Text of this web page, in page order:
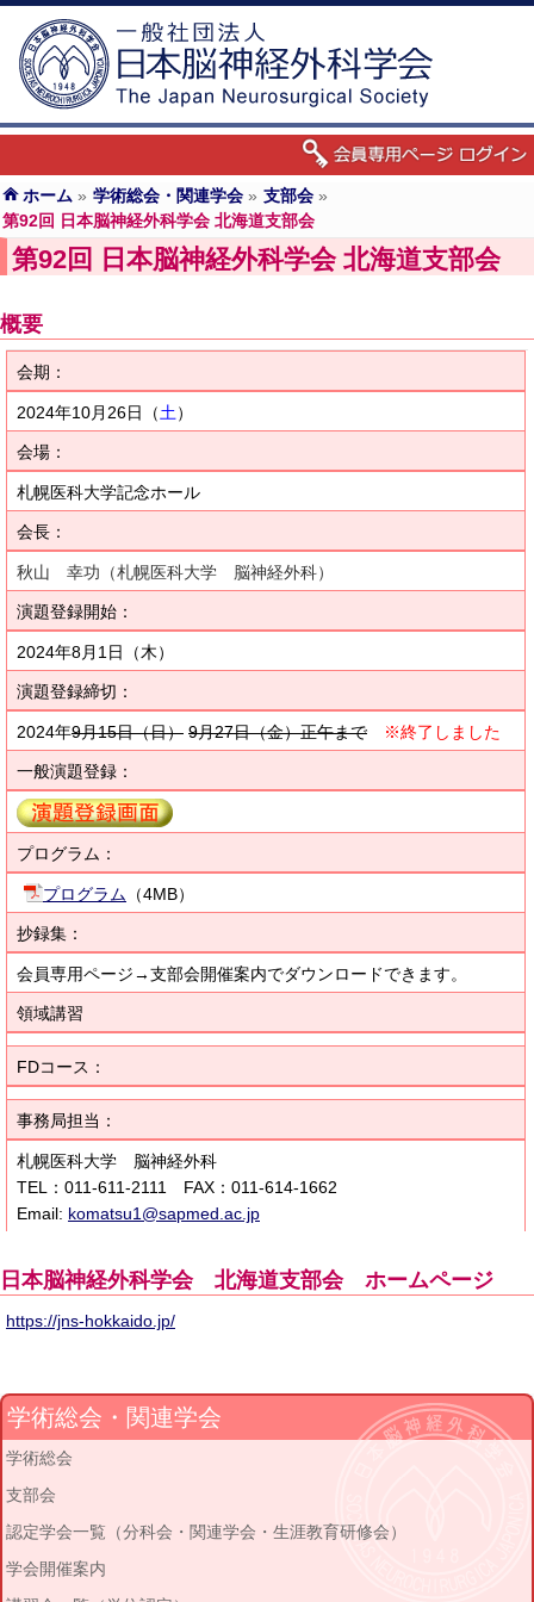
ホーム » 学術総会・関連学会 » 支部会 »
第92回 日本脳神経外科学会 北海道支部会
第92回 日本脳神経外科学会 北海道支部会
概要
会期：
2024年10月26日（土）
会場：
札幌医科大学記念ホール
会長：
秋山 幸功（札幌医科大学 脳神経外科）
演題登録開始：
2024年8月1日（木）
演題登録締切：
2024年9月15日（日） 9月27日（金）正午まで ※終了しました
一般演題登録：
プログラム：
プログラム （4MB）
抄録集：
会員専用ページ→支部会開催案内でダウンロードできます。
領域講習
FDコース：
事務局担当：
札幌医科大学 脳神経外科
TEL：011-611-2111 FAX：011-614-1662
Email: komatsu1@sapmed.ac.jp
日本脳神経外科学会 北海道支部会 ホームページ
https://jns-hokkaido.jp/
学術総会・関連学会
学術総会
支部会
認定学会一覧（分科会・関連学会・生涯教育研修会）
学会開催案内